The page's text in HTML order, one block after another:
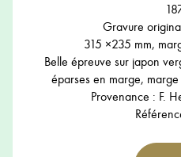
Gravure
315 ×235 mm,
Belle épreuve sur japon
éparses en marge,
Provenance : F.